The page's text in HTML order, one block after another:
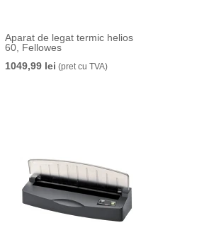
Aparat de legat termic helios
60, Fellowes
1049,99 lei (pret cu TVA)